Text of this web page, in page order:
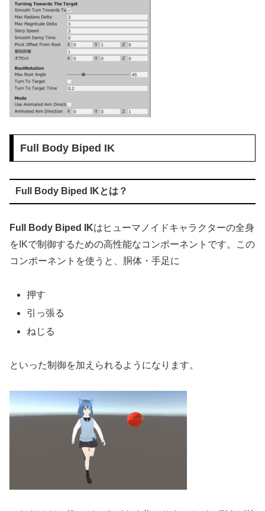
Full Body Biped IK
Full Body Biped IKとは？
Full Body Biped IKはヒューマノイドキャラクターの全身
をIKで制御するための高性能なコンポーネントです。この
コンポーネントを使うと、胴体・手足に
押す
引っ張る
ねじる
といった制御を加えられるようになります。